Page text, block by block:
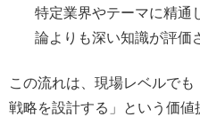
特定業界やテーマに精通
論よりも深い知識が評価
この流れは、現場レベルで
戦略を設計する」という価